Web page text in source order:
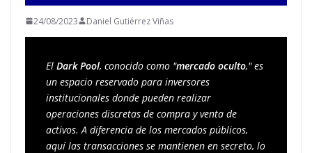
24/08/2023 Daniel Gutiérrez Viñas
El Dark Pool, conocido como "mercado oculto," es
un espacio reservado para inversores
institucionales donde pueden realizar
operaciones discretas de compra y venta de
activos. A diferencia de los mercados públicos,
aquí las transacciones se mantienen en secreto, lo